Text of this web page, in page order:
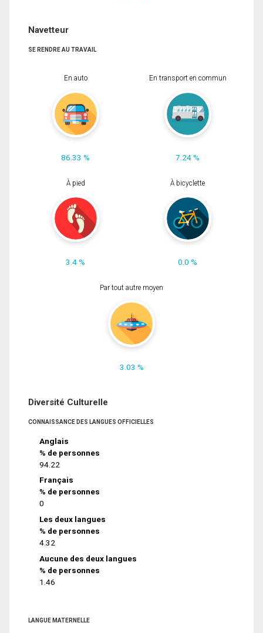
Navetteur
SE RENDRE AU TRAVAIL
En auto
86.33 %
En transport en commun
7.24 %
À pied
3.4 %
À bicyclette
0.0 %
Par tout autre moyen
3.03 %
Diversité Culturelle
CONNAISSANCE DES LANGUES OFFICIELLES
Anglais
% de personnes
94.22
Français
% de personnes
0
Les deux langues
% de personnes
4.32
Aucune des deux langues
% de personnes
1.46
LANGUE MATERNELLE